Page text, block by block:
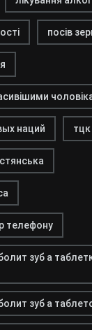
посів
наций тцк
телефону
зуб а
зуб а